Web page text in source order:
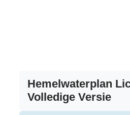
Hemelwaterplan
Volledige Versie